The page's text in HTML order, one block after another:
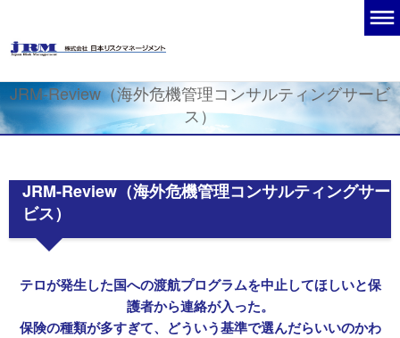
JRM-Review（海外危機管理コンサルティングサービ
ス）
JRM-Review（海外危機管理コンサルティングサー
ビス）
テロが発生した国への渡航プログラムを中止してほしいと保
護者から連絡が入った。
保険の種類が多すぎて、どういう基準で選んだらいいのかわ